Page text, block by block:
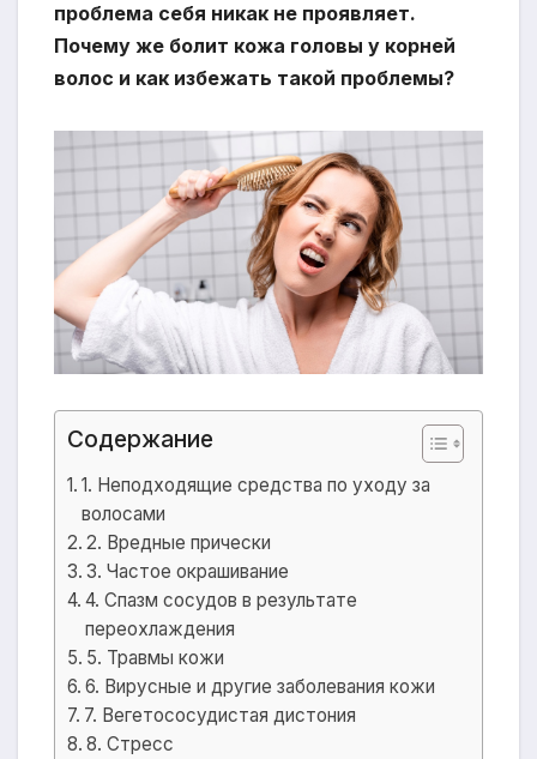
проблема себя никак не проявляет.
Почему же болит кожа головы у корней
волос и как избежать такой проблемы?
Содержание
1. Неподходящие средства по уходу за
волосами
2. Вредные прически
3. Частое окрашивание
4. Спазм сосудов в результате
переохлаждения
5. Травмы кожи
6. Вирусные и другие заболевания кожи
7. Вегетососудистая дистония
8. Стресс